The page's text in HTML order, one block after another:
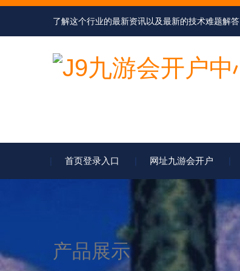
了解这个行业的最新资讯以及最新的技术难题解答
首页登录入口 网址九游会开户
产品展示